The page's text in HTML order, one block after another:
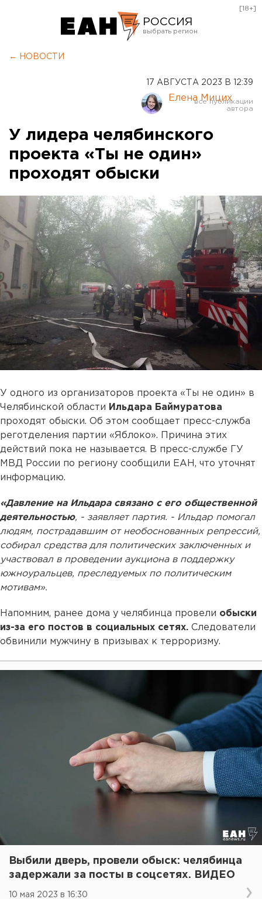
РОССИЯ
Курган
Оренбург
[18+]
← НОВОСТИ
17 АВГУСТА 2023 В 12:39
Елена Мицих
У лидера челябинского
проекта «Ты не один»
проходят обыски
У одного из организаторов проекта «Ты не один» в
Челябинской области Ильдара Баймуратова
проходят обыски. Об этом сообщает пресс-служба
реготделения партии «Яблоко». Причина этих
действий пока не называется. В пресс-службе ГУ
МВД России по региону сообщили ЕАН, что уточнят
информацию.
«Давление на Ильдара связано с его общественной
деятельностью, - заявляет партия. - Ильдар помогал
людям, пострадавшим от необоснованных репрессий,
собирал средства для политических заключенных и
участвовал в проведении аукциона в поддержку
южноуральцев, преследуемых по политическим
мотивам».
Напомним, ранее дома у челябинца провели обыски
из-за его постов в социальных сетях. Следователи
обвинили мужчину в призывах к терроризму.
Выбили дверь, провели обыск: челябинца
задержали за посты в соцсетях. ВИДЕО
10 мая 2023 в 16:30